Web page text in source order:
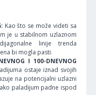
Kao što se može videti sa
je u stabilnom uzlaznom
linije trenda
bi mogla pasti.
I 100-DNEVNOG
ostaje iznad svojih
na potencijalni uzlazni
paladijum padne ispod